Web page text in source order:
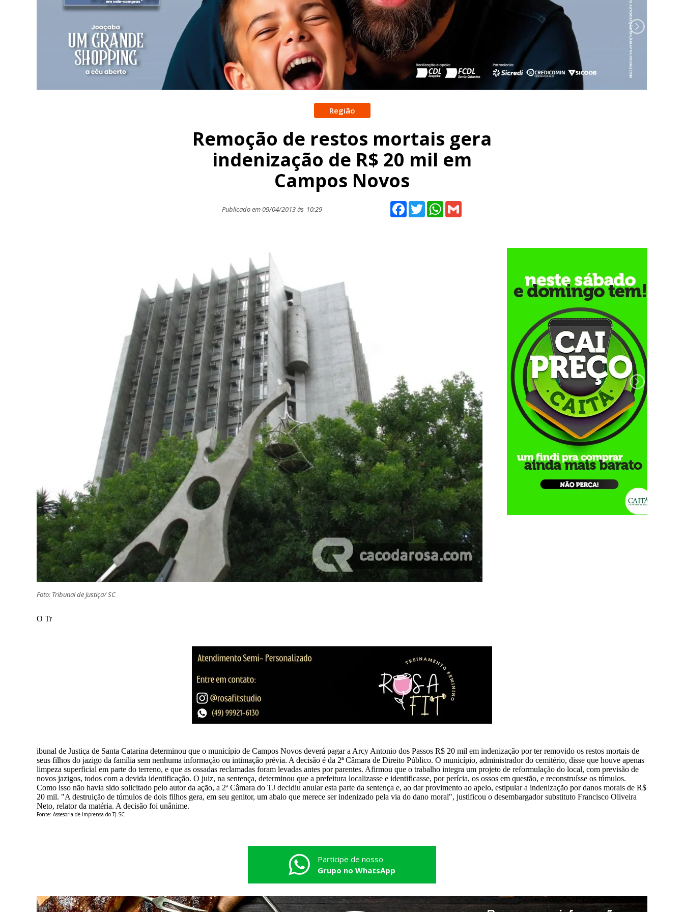
Região
Remoção de restos mortais gera
indenização de R$ 20 mil em
Campos Novos
Publicado em 09/04/2013 ás 10:29 Facebook
TwitterWhatsApp
Gmail
Foto: Tribunal de Justiça/ SC
O Tr
ibunal de Justiça de Santa Catarina determinou que o município de Campos Novos deverá pagar a Arcy Antonio dos Passos R$ 20 mil em indenização por ter removido os restos mortais de
seus filhos do jazigo da família sem nenhuma informação ou intimação prévia. A decisão é da 2ª Câmara de Direito Público. O município, administrador do cemitério, disse que houve apenas
limpeza superficial em parte do terreno, e que as ossadas reclamadas foram levadas antes por parentes. Afirmou que o trabalho integra um projeto de reformulação do local, com previsão de
novos jazigos, todos com a devida identificação. O juiz, na sentença, determinou que a prefeitura localizasse e identificasse, por perícia, os ossos em questão, e reconstruísse os túmulos.
Como isso não havia sido solicitado pelo autor da ação, a 2ª Câmara do TJ decidiu anular esta parte da sentença e, ao dar provimento ao apelo, estipular a indenização por danos morais de R$
20 mil. "A destruição de túmulos de dois filhos gera, em seu genitor, um abalo que merece ser indenizado pela via do dano moral", justificou o desembargador substituto Francisco Oliveira
Neto, relator da matéria. A decisão foi unânime.
Fonte: Assesoria de Imprensa do TJ-SC
Participe de nosso
Grupo no WhatsApp